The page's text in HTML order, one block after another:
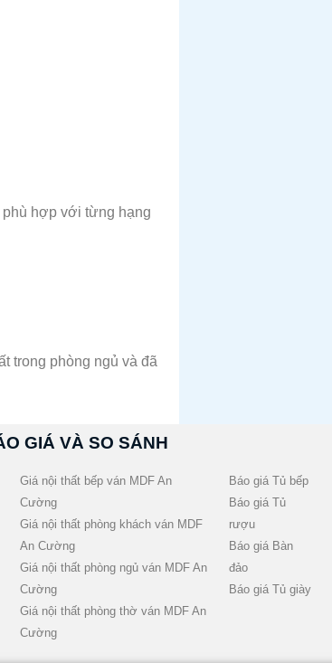
phù hợp với từng hạng
trong phòng ngủ và đã
GIÁ VÀ SO SÁNH
Giá nội thất bếp ván MDF An
Cường
Giá nội thất phòng khách ván MDF
An Cường
Giá nội thất phòng ngủ ván MDF An
Cường
Giá nội thất phòng thờ ván MDF An
Cường
Báo giá Tủ bếp
Báo giá Tủ
rượu
Báo giá Bàn
đảo
Báo giá Tủ giày